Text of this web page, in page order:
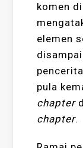
komen di
elemen
pula
chapter
chapter.